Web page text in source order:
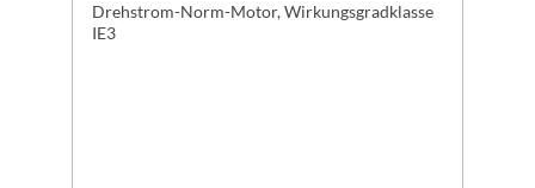
Drehstrom-Norm-Motor, Wirkungsgradklasse
IE3